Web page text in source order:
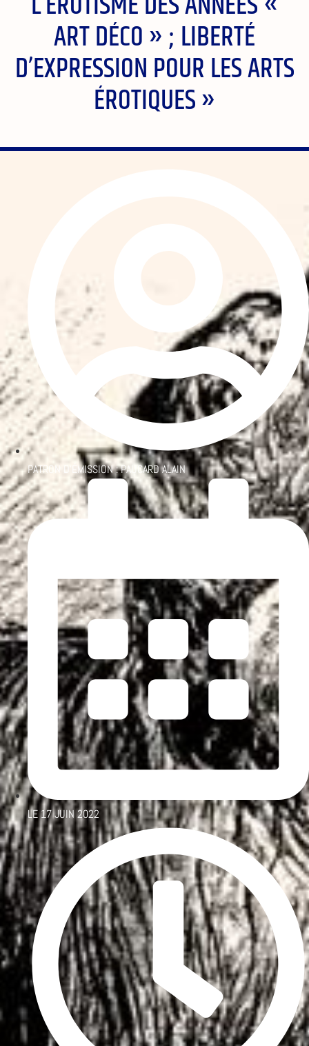
ART DÉCO » ; LIBERTÉ
D’EXPRESSION POUR LES ARTS
ÉROTIQUES »
PATRON D'ÉMISSION :PAUCARD ALAIN
LE17 JUIN 2022